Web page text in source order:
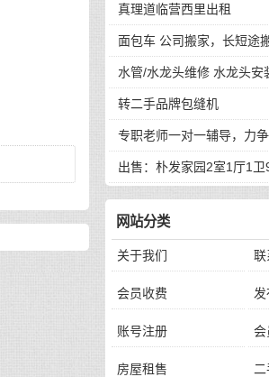
真理道临营西里出租
面包车 公司搬家，长短途
家提供厢货车 可人工搬运
水管/水龙头维修 水龙头安
龙头改造等
转二手品牌包缝机
专职老师一对一辅导，力
出售：朴发家园2室1厅1卫
网站分类
关于我们 联
会员收费 发
账号注册 会
房屋租售 二